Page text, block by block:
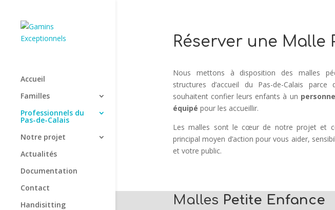
Accueil
Familles
Professionnels du
Pas-de-Calais
Notre projet
Actualités
Documentation
Contact
Handisitting
Réserver une Malle
Nous mettons à disposition des malles
structures d’accueil du Pas-de-Calais parce
souhaitent confier leurs enfants à un
équipé pour les accueillir.
Les malles sont le cœur de notre projet et
principal moyen d’action pour vous aider,
et votre public.
Malles Petite Enfance